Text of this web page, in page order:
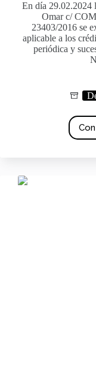
En día 29.02.2024
Omar c/
23403/2016 se
aplicable a los
periódica y